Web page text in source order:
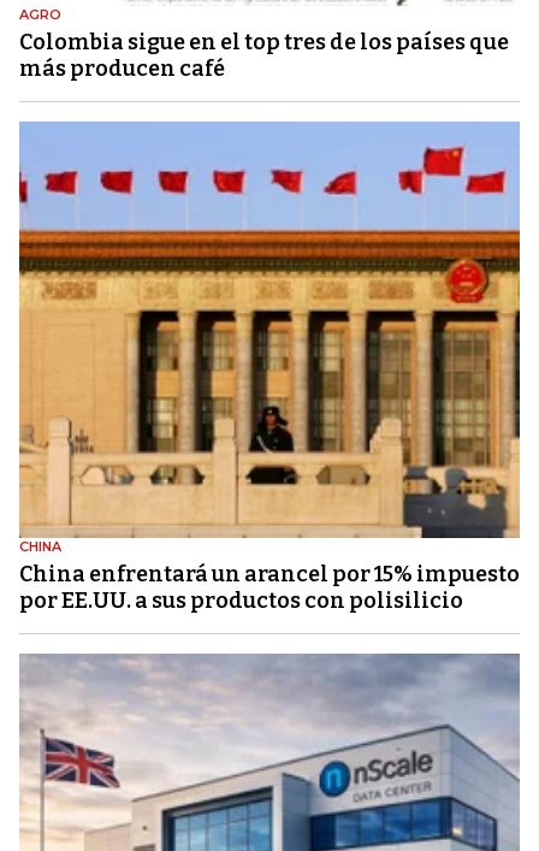
AGRO
Colombia sigue en el top tres de los países que
más producen café
CHINA
China enfrentará un arancel por 15% impuesto
por EE.UU. a sus productos con polisilicio